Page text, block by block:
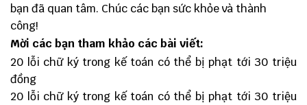
bạn đã quan tâm. Chúc các bạn sức khỏe và thành
công!
Mời các bạn tham khảo các bài viết:
20 lỗi chữ ký trong kế toán có thể bị phạt tới 30 triệu
đồng
20 lỗi chữ ký trong kế toán có thể bị phạt tới 30 triệu